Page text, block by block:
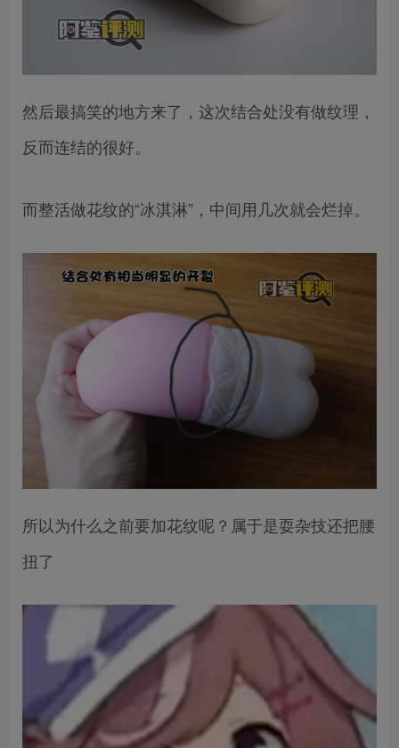
然后最搞笑的地方来了，这次结合处没有做纹理，
反而连结的很好。
而整活做花纹的“冰淇淋”，中间用几次就会烂掉。
所以为什么之前要加花纹呢？属于是耍杂技还把腰
扭了